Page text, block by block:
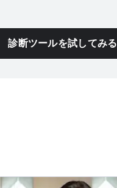
診断ツールを試してみる